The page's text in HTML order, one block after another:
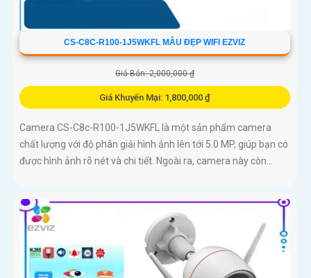
CS-C8C-R100-1J5WKFL MẪU ĐẸP WIFI EZVIZ
Giá Bán: 2,000,000 ₫
Giá Khuyến Mại: 1,800,000 ₫
Camera CS-C8c-R100-1J5WKFL là một sản phẩm camera
chất lượng với độ phân giải hình ảnh lên tới 5.0 MP, giúp bạn có
được hình ảnh rõ nét và chi tiết. Ngoài ra, camera này còn...